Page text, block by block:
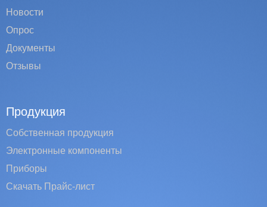
Новости
Опрос
Документы
Отзывы
Продукция
Собственная продукция
Электронные компоненты
Приборы
Скачать Прайс-лист